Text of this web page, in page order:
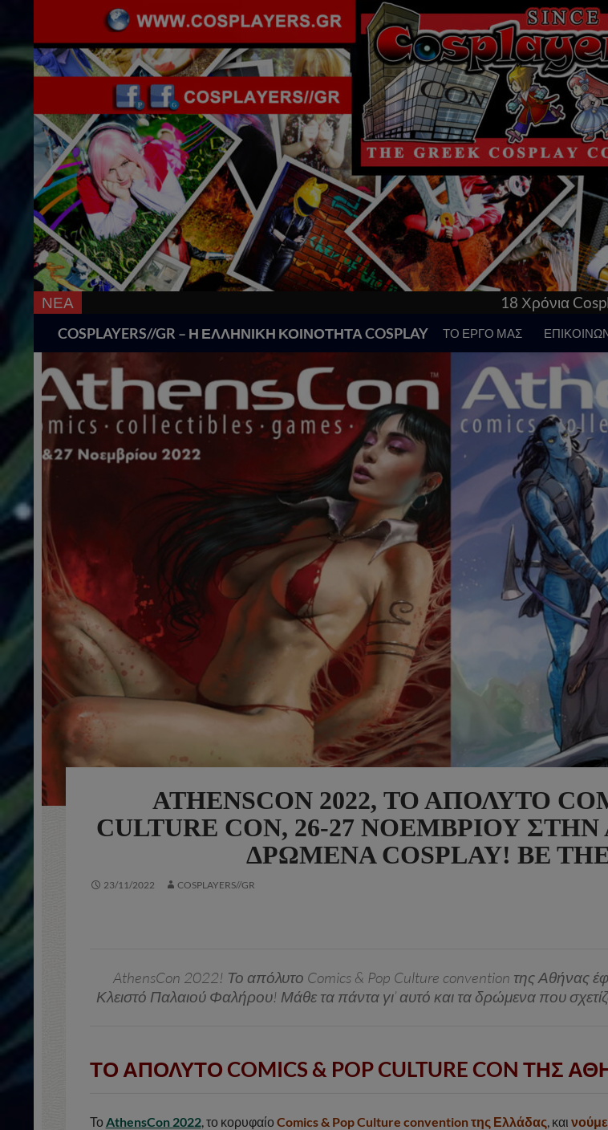
ΝΕΑ 18 Χρόνια Cosplay στην Ελλάδα! Γνώρισε τα
COSPLAYERS//GR – Η ΕΛΛΗΝΙΚΗ ΚΟΙΝΟΤΗΤΑ COSPLAY ΤΟ ΕΡΓΟ ΜΑΣ
ATHENSCON 2022, ΤΟ ΑΠΌΛΥΤΟ
CULTURE CON, 26-27 ΝΟΕΜΒΡΊΟΥ
ΔΡΏΜΕΝΑ COSPLAY! BE
23/11/2022 COSPLAYERS//GR
AthensCon 2022! Το απόλυτο Comics & Pop Culture convention της Αθήνας
Κλειστό Παλαιού Φαλήρου! Μάθε τα πάντα γι’ αυτό και τα δρώμενα που
ΤΟ ΑΠΟΛΥΤΟ COMICS & POP CULTURE CON ΤΗΣ
Το AthensCon 2022, το κορυφαίο Comics & Pop Culture convention της Ελλάδας, και